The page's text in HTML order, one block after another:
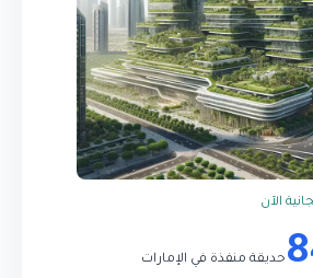
الآن
حديقة منفذة في الإمارات